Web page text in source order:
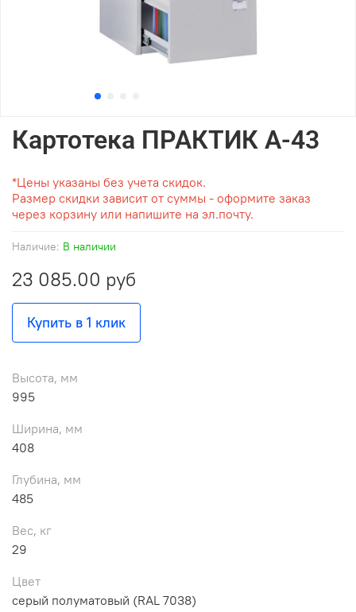
Наличие: В наличии
Картотека ПРАКТИК А-43
23 085.00 руб
Купить в 1 клик
*Цены указаны без учета скидок.
Размер скидки зависит от суммы - оформите заказ
через корзину или напишите на эл.почту.
Высота, мм
995
Ширина, мм
408
Глубина, мм
485
Вес, кг
29
Цвет
серый полуматовый (RAL 7038)